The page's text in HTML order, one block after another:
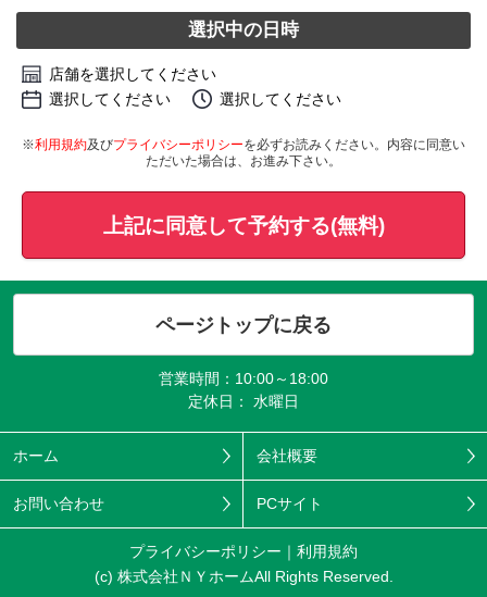
選択中の日時
店舗を選択してください
選択してください
選択してください
※利用規約及びプライバシーポリシーを必ずお読みください。内容に同意い
ただいた場合は、お進み下さい。
上記に同意して予約する(無料)
ページトップに戻る
営業時間：10:00～18:00
定休日： 水曜日
ホーム 会社概要
お問い合わせ PCサイト
プライバシーポリシー
利用規約
(c) 株式会社ＮＹホームAll Rights Reserved.